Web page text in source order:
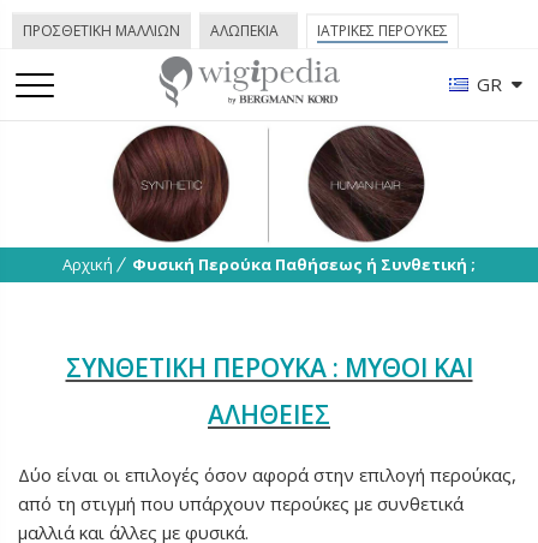
GR
ΠΡΟΣΘΕΤΙΚΗ ΜΑΛΛΙΩΝ ΑΛΩΠΕΚΙΑ ΙΑΤΡΙΚΕΣ ΠΕΡΟΥΚΕΣ
Αρχική Φυσική Περούκα Παθήσεως ή Συνθετική ;
ΣΥΝΘΕΤΙΚΗ ΠΕΡΟΥΚΑ : ΜΥΘΟΙ ΚΑΙ
ΑΛΗΘΕΙΕΣ
Δύο είναι οι επιλογές όσον αφορά στην επιλογή περούκας,
από τη στιγμή που υπάρχουν περούκες με συνθετικά
μαλλιά και άλλες με φυσικά.